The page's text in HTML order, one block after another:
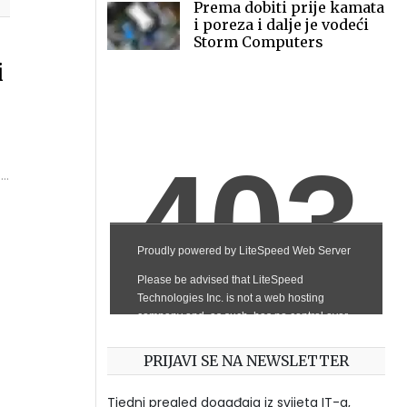
Prema dobiti prije kamata
i poreza i dalje je vodeći
Storm Computers
PRIJAVI SE NA NEWSLETTER
Tjedni pregled događaja iz svijeta IT-a,